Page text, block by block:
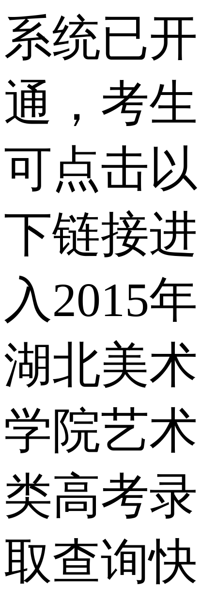
系统已开
通，考生
可点击以
下链接进
入2015年
湖北美术
学院艺术
类高考录
取查询快